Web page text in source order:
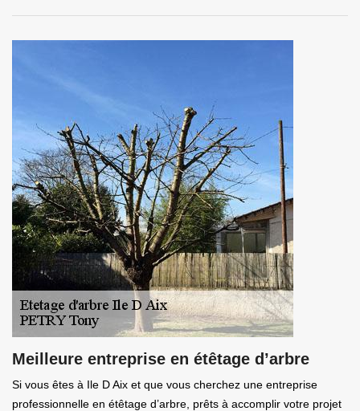
Meilleure entreprise en étêtage d’arbre
Si vous êtes à Ile D Aix et que vous cherchez une entreprise
professionnelle en étêtage d’arbre, prêts à accomplir votre projet